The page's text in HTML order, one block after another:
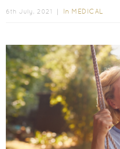
6th July, 2021 ｜ In MEDICAL